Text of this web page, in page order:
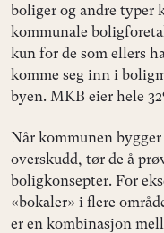
boliger og andre typer
kommunale
kun for de som ellers
komme seg inn i
byen. MKB eier hele
Når kommunen
overskudd, tør de å
boligkonsepter. For
«bokaler» i flere
er en kombinasjon